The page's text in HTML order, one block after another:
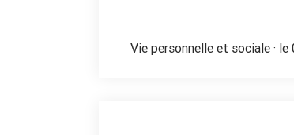
Vie personnelle et sociale ·